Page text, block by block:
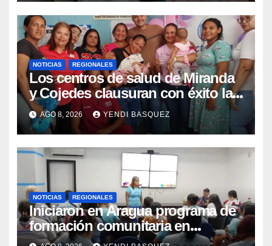
NOTICIAS REGIONALES
Los centros de salud de Miranda
y Cojedes clausuran con éxito la
Semana Mundial de la Lactancia
Materna
AGO 8, 2026 YENDI BASQUEZ
NOTICIAS REGIONALES
Iniciaron en Aragua programa de
formación comunitaria en
atención a personas con